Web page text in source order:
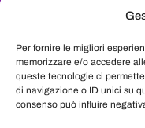
Per fornire le migliori
memorizzare e/o accedere
queste tecnologie ci
di navigazione o ID unici su
consenso può influire
I NOSTRI
Segui il nostro
network e resta
novità
Facebook InstagramLinkedIn YouTube